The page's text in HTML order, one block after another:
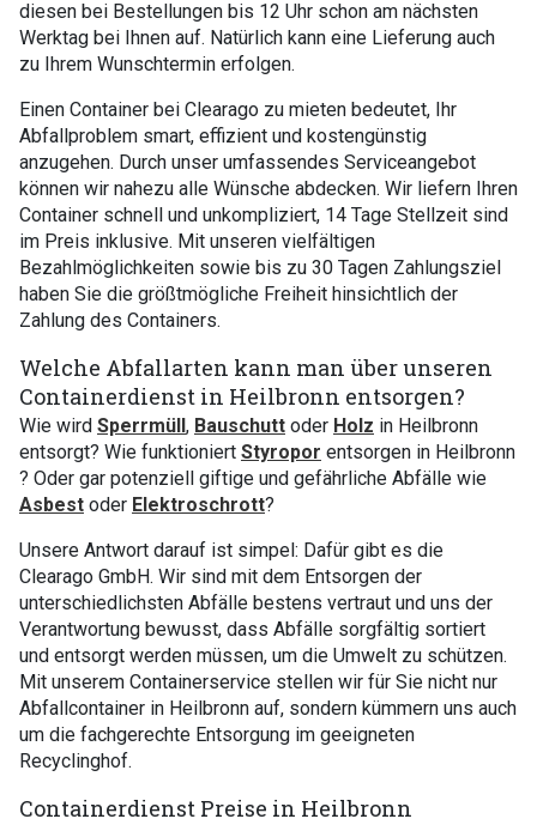
diesen bei Bestellungen bis 12 Uhr schon am nächsten
Werktag bei Ihnen auf. Natürlich kann eine Lieferung auch
zu Ihrem Wunschtermin erfolgen.
Einen Container bei Clearago zu mieten bedeutet, Ihr
Abfallproblem smart, effizient und kostengünstig
anzugehen. Durch unser umfassendes Serviceangebot
können wir nahezu alle Wünsche abdecken. Wir liefern Ihren
Container schnell und unkompliziert, 14 Tage Stellzeit sind
im Preis inklusive. Mit unseren vielfältigen
Bezahlmöglichkeiten sowie bis zu 30 Tagen Zahlungsziel
haben Sie die größtmögliche Freiheit hinsichtlich der
Zahlung des Containers.
Welche Abfallarten kann man über unseren
Containerdienst in Heilbronn entsorgen?
Wie wird Sperrmüll , Bauschutt oder Holz in Heilbronn
entsorgt? Wie funktioniert Styropor entsorgen in Heilbronn
? Oder gar potenziell giftige und gefährliche Abfälle wie
Asbest oder Elektroschrott?
Unsere Antwort darauf ist simpel: Dafür gibt es die
Clearago GmbH. Wir sind mit dem Entsorgen der
unterschiedlichsten Abfälle bestens vertraut und uns der
Verantwortung bewusst, dass Abfälle sorgfältig sortiert
und entsorgt werden müssen, um die Umwelt zu schützen.
Mit unserem Containerservice stellen wir für Sie nicht nur
Abfallcontainer in Heilbronn auf, sondern kümmern uns auch
um die fachgerechte Entsorgung im geeigneten
Recyclinghof.
Containerdienst Preise in Heilbronn